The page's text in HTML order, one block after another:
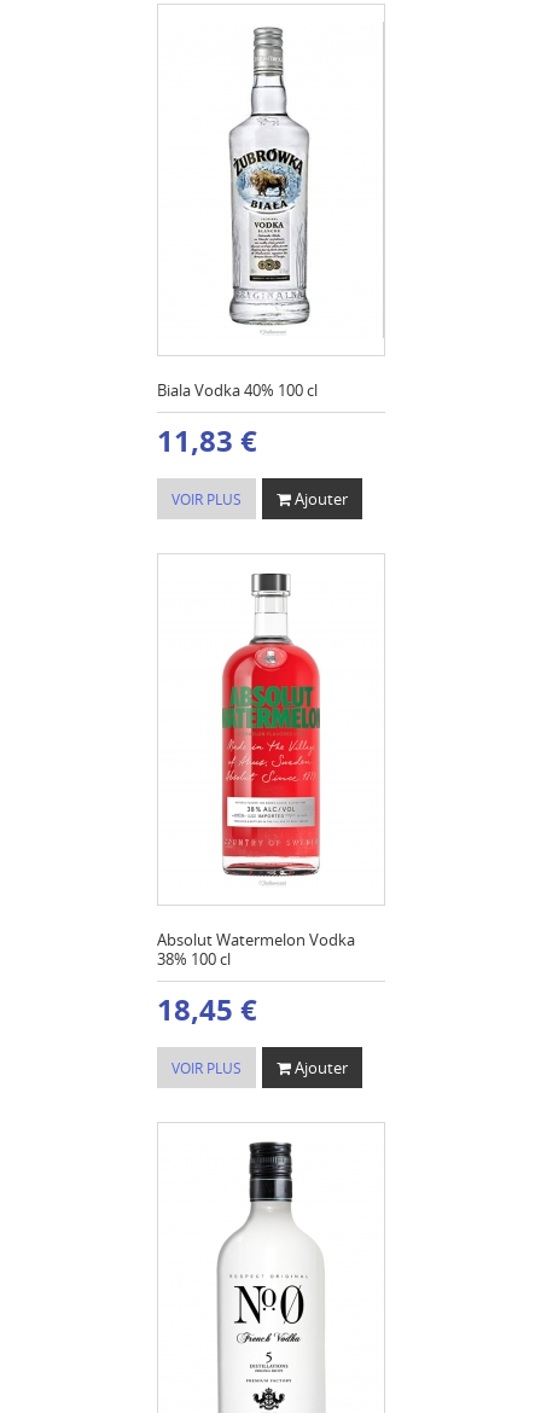
Biala Vodka 40% 100 cl
11,83 €
VOIR PLUS Ajouter
Absolut Watermelon Vodka
38% 100 cl
18,45 €
VOIR PLUS Ajouter